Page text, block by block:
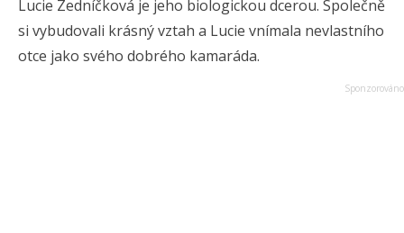
Lucie Zedníčková je jeho biologickou dcerou. Společně
si vybudovali krásný vztah a Lucie vnímala nevlastního
otce jako svého dobrého kamaráda.